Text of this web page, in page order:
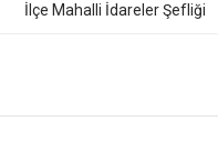
İlçe Mahalli İdareler Şefliği